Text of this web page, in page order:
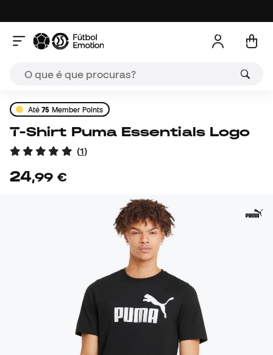
Até75 Member Points
T-Shirt Puma Essentials Logo
(1)
24,99 €